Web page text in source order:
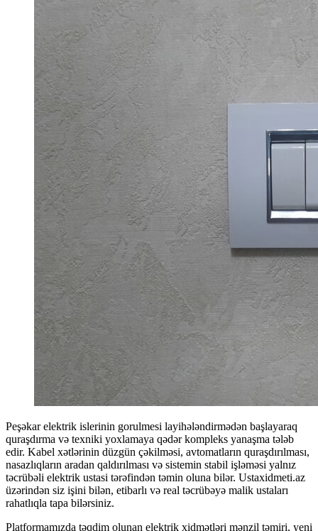
Peşəkar elektrik islerinin gorulmesi layihələndirmədən başlayaraq
quraşdırma və texniki yoxlamaya qədər kompleks yanaşma tələb
edir. Kabel xətlərinin düzgün çəkilməsi, avtomatların quraşdırılması,
nasazlıqların aradan qaldırılması və sistemin stabil işləməsi yalnız
təcrübəli elektrik ustasi tərəfindən təmin oluna bilər. Ustaxidmeti.az
üzərindən siz işini bilən, etibarlı və real təcrübəyə malik ustaları
rahatlıqla tapa bilərsiniz.
Platformamızda təqdim olunan elektrik xidmətləri mənzil təmiri, yeni